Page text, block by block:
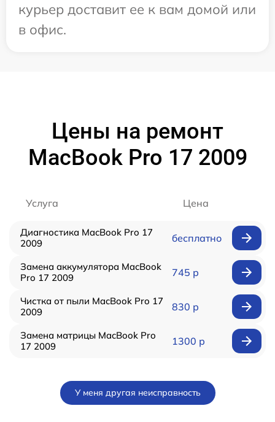
курьер доставит ее к вам домой или
в офис.
Цены на ремонт
MacBook Pro 17 2009
Услуга Цена
Диагностика MacBook Pro 17
2009
бесплатно
Замена аккумулятора MacBook
Pro 17 2009
745 р
Чистка от пыли MacBook Pro 17
2009
830 р
Замена матрицы MacBook Pro
17 2009
1300 р
У меня другая неисправность